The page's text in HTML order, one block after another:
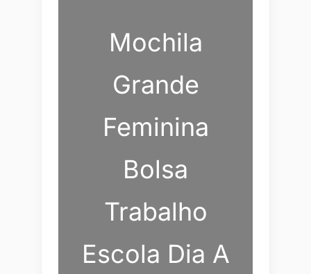
Mochila
Grande
Feminina
Bolsa
Trabalho
Escola Dia A